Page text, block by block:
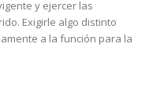
y ejercer las
Exigirle algo distinto
a la función para la